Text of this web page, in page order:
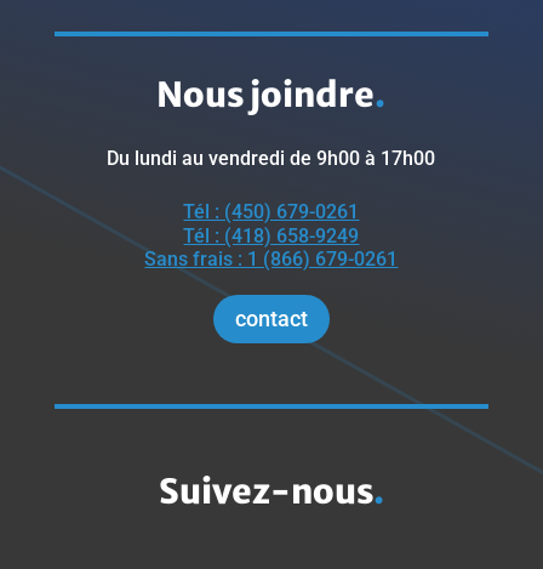
Nous joindre.
Du lundi au vendredi de 9h00 à 17h00
Tél : (450) 679-0261
Tél : (418) 658-9249
Sans frais : 1 (866) 679-0261
contact
Suivez-nous.